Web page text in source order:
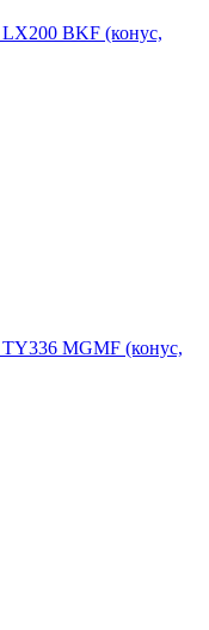
BKF (конус,
MGMF (конус,